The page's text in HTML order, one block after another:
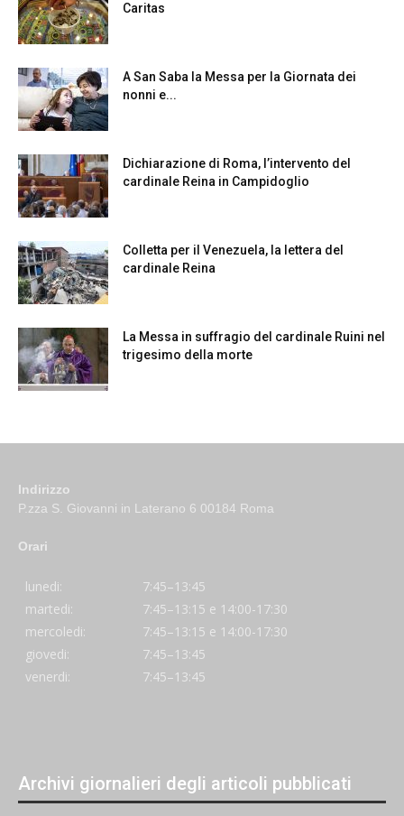
Caritas
A San Saba la Messa per la Giornata dei
nonni e...
Dichiarazione di Roma, l’intervento del
cardinale Reina in Campidoglio
Colletta per il Venezuela, la lettera del
cardinale Reina
La Messa in suffragio del cardinale Ruini nel
trigesimo della morte
Indirizzo
P.zza S. Giovanni in Laterano 6 00184 Roma
Orari
lunedi:
7:45–13:45
martedi:
7:45–13:15 e 14:00-17:30
mercoledi:
7:45–13:15 e 14:00-17:30
giovedi:
7:45–13:45
venerdi:
7:45–13:45
Archivi giornalieri degli articoli pubblicati